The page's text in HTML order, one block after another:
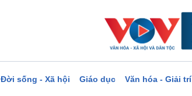
Đời sống - Xã hội Giáo dục Văn hóa - Giải trí